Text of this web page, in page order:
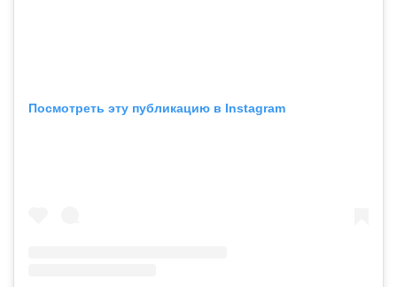
Посмотреть эту публикацию в Instagram